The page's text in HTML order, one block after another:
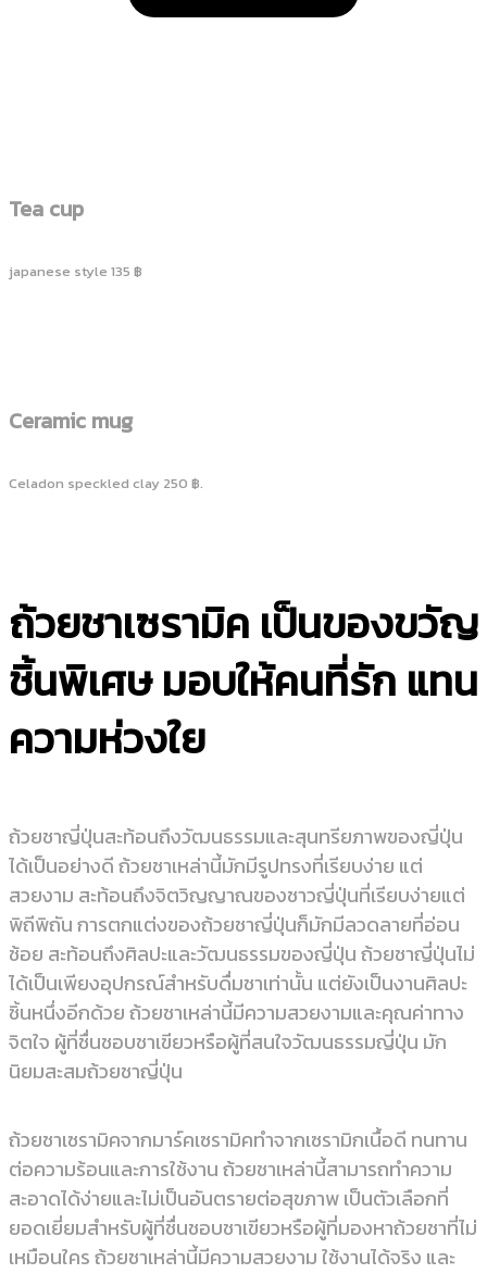
Tea cup
japanese style 135 ฿
Ceramic mug
Celadon speckled clay 250 ฿.
ถ้วยชาเซรามิค เป็นของขวัญ
ชิ้นพิเศษ มอบให้คนที่รัก แทน
ความห่วงใย
ถ้วยชาญี่ปุ่นสะท้อนถึงวัฒนธรรมและสุนทรียภาพของญี่ปุ่น
ได้เป็นอย่างดี ถ้วยชาเหล่านี้มักมีรูปทรงที่เรียบง่าย แต่
สวยงาม สะท้อนถึงจิตวิญญาณของชาวญี่ปุ่นที่เรียบง่ายแต่
พิถีพิถัน การตกแต่งของถ้วยชาญี่ปุ่นก็มักมีลวดลายที่อ่อน
ช้อย สะท้อนถึงศิลปะและวัฒนธรรมของญี่ปุ่น ถ้วยชาญี่ปุ่นไม่
ได้เป็นเพียงอุปกรณ์สำหรับดื่มชาเท่านั้น แต่ยังเป็นงานศิลปะ
ชิ้นหนึ่งอีกด้วย ถ้วยชาเหล่านี้มีความสวยงามและคุณค่าทาง
จิตใจ ผู้ที่ชื่นชอบชาเขียวหรือผู้ที่สนใจวัฒนธรรมญี่ปุ่น มัก
นิยมสะสมถ้วยชาญี่ปุ่น
ถ้วยชาเซรามิคจากมาร์คเซรามิคทำจากเซรามิกเนื้อดี ทนทาน
ต่อความร้อนและการใช้งาน ถ้วยชาเหล่านี้สามารถทำความ
สะอาดได้ง่ายและไม่เป็นอันตรายต่อสุขภาพ เป็นตัวเลือกที่
ยอดเยี่ยมสำหรับผู้ที่ชื่นชอบชาเขียวหรือผู้ที่มองหาถ้วยชาที่ไม่
เหมือนใคร ถ้วยชาเหล่านี้มีความสวยงาม ใช้งานได้จริง และ